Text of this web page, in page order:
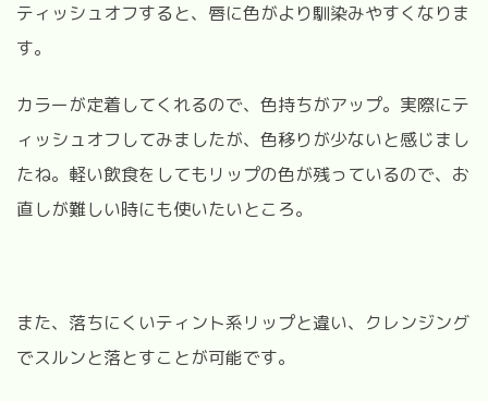
ティッシュオフすると、唇に色がより馴染みやすくなりま
す。
カラーが定着してくれるので、色持ちがアップ。実際にテ
ィッシュオフしてみましたが、色移りが少ないと感じまし
たね。軽い飲食をしてもリップの色が残っているので、お
直しが難しい時にも使いたいところ。
また、落ちにくいティント系リップと違い、クレンジング
でスルンと落とすことが可能です。